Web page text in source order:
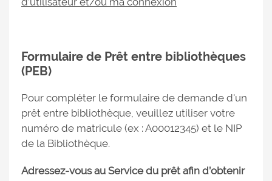
Formulaire de Prêt entre bibliothèques
(PEB)
Pour compléter le formulaire de demande d'un
prêt entre bibliothèque, veuillez utiliser votre
numéro de matricule (ex : A00012345) et le NIP
de la Bibliothèque.
Adressez-vous au Service du prêt afin d’obtenir